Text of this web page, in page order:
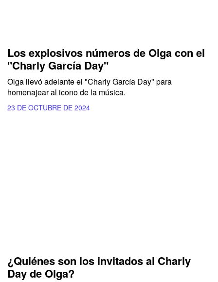
Los explosivos números de Olga con el
"Charly García Day"
Olga llevó adelante el "Charly García Day" para
homenajear al icono de la música.
23 DE OCTUBRE DE 2024
¿Quiénes son los invitados al Charly
Day de Olga?